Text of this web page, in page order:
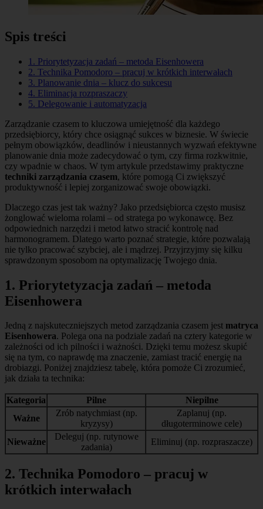
Spis treści
1. Priorytetyzacja zadań – metoda Eisenhowera
2. Technika Pomodoro – pracuj w krótkich interwałach
3. Planowanie dnia – klucz do sukcesu
4. Eliminacja rozpraszaczy
5. Delegowanie i automatyzacja
Zarządzanie czasem to kluczowa umiejętność dla każdego
przedsiębiorcy, który chce osiągnąć sukces w biznesie. W świecie
pełnym obowiązków, deadlinów i nieustannych wyzwań efektywne
planowanie dnia może zadecydować o tym, czy firma rozkwitnie,
czy wpadnie w chaos. W tym artykule przedstawimy praktyczne
techniki zarządzania czasem, które pomogą Ci zwiększyć
produktywność i lepiej zorganizować swoje obowiązki.
Dlaczego czas jest tak ważny? Jako przedsiębiorca często musisz
żonglować wieloma rolami – od stratega po wykonawcę. Bez
odpowiednich narzędzi i metod łatwo stracić kontrolę nad
harmonogramem. Dlatego warto poznać strategie, które pozwalają
nie tylko pracować szybciej, ale i mądrzej. Przyjrzyjmy się kilku
sprawdzonym sposobom na optymalizację Twojego dnia.
1. Priorytetyzacja zadań – metoda
Eisenhowera
Jedną z najskuteczniejszych metod zarządzania czasem jest matryca
Eisenhowera. Polega ona na podziale zadań na cztery kategorie w
zależności od ich pilności i ważności. Dzięki temu możesz skupić
się na tym, co naprawdę ma znaczenie, zamiast tracić energię na
drobiazgi. Poniżej znajdziesz tabelę, która pomoże Ci zrozumieć,
jak działa ta technika:
Kategoria Pilne
Niepilne
Ważne
Zrób natychmiast (np.
kryzysy)
Zaplanuj (np.
długoterminowe cele)
Nieważne
Deleguj (np. rutynowe
zadania)
Eliminuj (np. rozpraszacze)
2. Technika Pomodoro – pracuj w
krótkich interwałach